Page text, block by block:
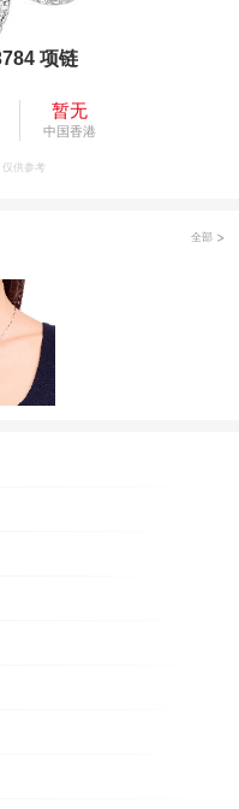
项链
暂无
中国香港
供参考
全部